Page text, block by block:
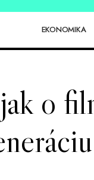
EKONOMIKA
o